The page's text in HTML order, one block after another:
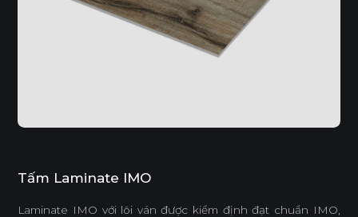
Tấm Laminate IMO
Laminate IMO với lõi ván được kiểm định đạt chuẩn IMO,